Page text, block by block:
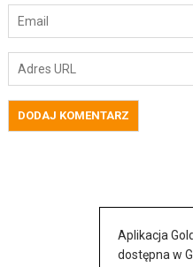
Aplikacja
dostępna w